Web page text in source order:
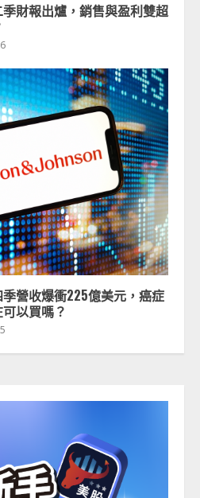
季財報出爐，銷售與盈利雙超
季營收爆衝225億美元，癌症
以買嗎？